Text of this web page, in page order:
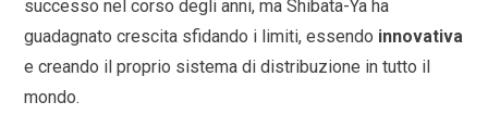
successo nel corso degli anni, ma Shibata-Ya ha
guadagnato crescita sfidando i limiti, essendo innovativa
e creando il proprio sistema di distribuzione in tutto il
mondo.